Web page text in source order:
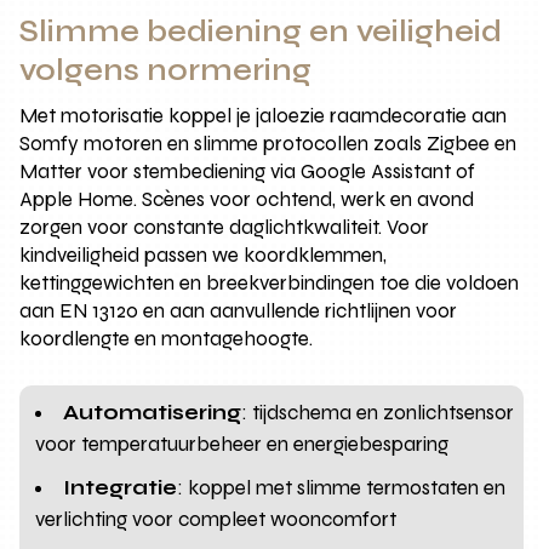
Slimme bediening en veiligheid
volgens normering
Met motorisatie koppel je jaloezie raamdecoratie aan
Somfy motoren en slimme protocollen zoals Zigbee en
Matter voor stembediening via Google Assistant of
Apple Home. Scènes voor ochtend, werk en avond
zorgen voor constante daglichtkwaliteit. Voor
kindveiligheid passen we koordklemmen,
kettinggewichten en breekverbindingen toe die voldoen
aan EN 13120 en aan aanvullende richtlijnen voor
koordlengte en montagehoogte.
Automatisering: tijdschema en zonlichtsensor
voor temperatuurbeheer en energiebesparing
Integratie: koppel met slimme termostaten en
verlichting voor compleet wooncomfort